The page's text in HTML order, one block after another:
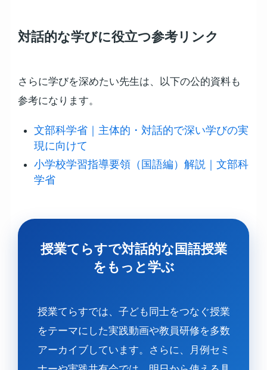
対話的な学びに役立つ参考リンク
さらに学びを深めたい先生は、以下の公的資料も
参考になります。
文部科学省｜主体的・対話的で深い学びの実
現に向けて
小学校学習指導要領（国語編）解説｜文部科
学省
授業てらすで対話的な国語授業
をもっと学ぶ
授業てらすでは、子ども同士をつなぐ授業
をテーマにした実践動画や教員研修を多数
アーカイブしています。さらに、月例セミ